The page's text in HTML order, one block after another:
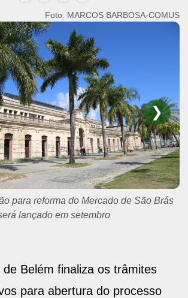
Foto: Joyce Ferreira/Comus
❯
Rodrigues reúne dirigentes municipais,
Meira e engenheiros municipais para
de Belém finaliza os trâmites